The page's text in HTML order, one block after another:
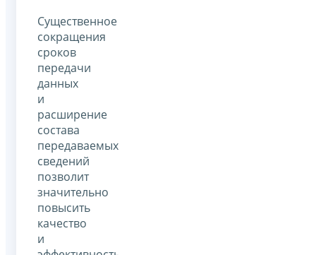
Существенное
сокращения
сроков
передачи
данных
и
расширение
состава
передаваемых
сведений
позволит
значительно
повысить
качество
и